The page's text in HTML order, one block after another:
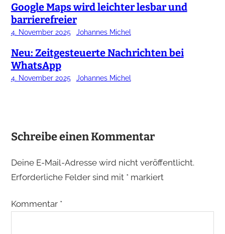
Google Maps wird leichter lesbar und
barrierefreier
4. November 2025 Johannes Michel
Neu: Zeitgesteuerte Nachrichten bei
WhatsApp
4. November 2025 Johannes Michel
Schreibe einen Kommentar
Deine E-Mail-Adresse wird nicht veröffentlicht.
Erforderliche Felder sind mit *markiert
Kommentar *